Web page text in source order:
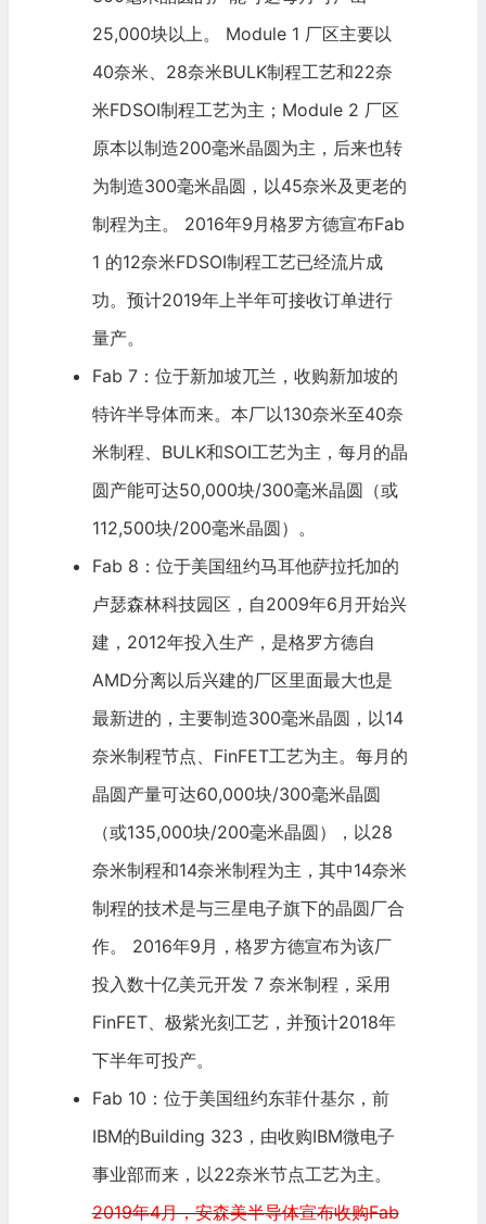
25,000块以上。 Module 1 厂区主要以
40奈米、28奈米BULK制程工艺和22奈
米FDSOI制程工艺为主；Mod​​ule 2 厂区
原本以制造200毫米晶圆为主，后来也转
为制造300毫米晶圆，以45奈米及更老的
制程为主。 2016年9月格罗方德宣布Fab
1 的12奈米FDSOI制程工艺已经流片成
功。预计2019年上半年可接收订单进行
量产。
Fab 7：位于新加坡兀兰，收购新加坡的
特许半导体而来。本厂以130奈米至40奈
米制程、BULK和SOI工艺为主，每月的晶
圆产能可达50,000块/300毫米晶圆（或
112,500块/200毫米晶圆）。
Fab 8：位于美国纽约马耳他萨拉托加的
卢瑟森林科技园区，自2009年6月开始兴
建，2012年投入生产，是格罗方德自
AMD分离以后兴建的厂区里面最大也是
最新进的，主要制造300毫米晶圆，以14
奈米制程节点、FinFET工艺为主。每月的
晶圆产量可达60,000块/300毫米晶圆
（或135,000块/200毫米晶圆），以28
奈米制程和14奈米制程为主，其中14奈米
制程的技术是与三星电子旗下的晶圆厂合
作。 2016年9月，格罗方德宣布为该厂
投入数十亿美元开发 7 奈米制程，采用
FinFET、极紫光刻工艺，并预计2018年
下半年可投产。
Fab 10：位于美国纽约东菲什基尔，前
IBM的Building 323，由收购IBM微电子
事业部而来，以22奈米节点工艺为主。
2019年4月，安森美半导体宣布收购Fab